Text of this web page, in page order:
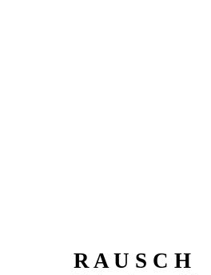
R A U S C H